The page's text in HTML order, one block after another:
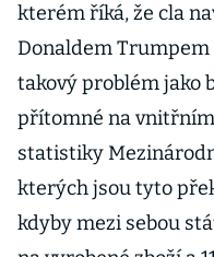
kterém říká, že cla
Donaldem
takový problém jako
přítomné na
statistiky
kterých jsou tyto
kdyby mezi sebou